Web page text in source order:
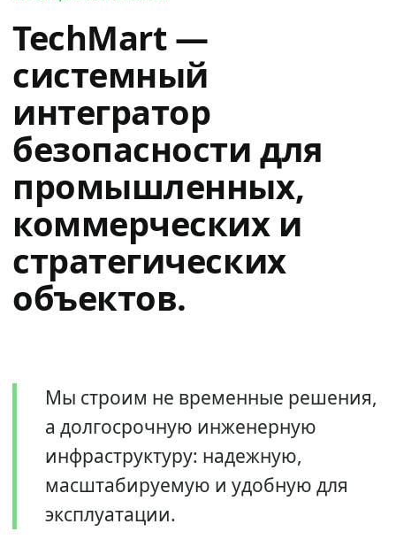
TechMart —
системный
интегратор
безопасности для
промышленных,
коммерческих и
стратегических
объектов.
Мы строим не временные решения,
а долгосрочную инженерную
инфраструктуру: надежную,
масштабируемую и удобную для
эксплуатации.